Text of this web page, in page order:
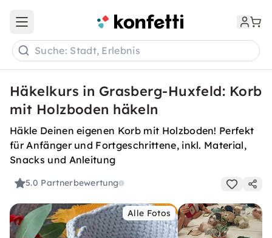
Open main menu
Suche: Stadt, Erlebnis
Häkelkurs in Grasberg-Huxfeld: Korb
mit Holzboden häkeln
Häkle Deinen eigenen Korb mit Holzboden! Perfekt
für Anfänger und Fortgeschrittene, inkl. Material,
Snacks und Anleitung
5.0 Partnerbewertung
Alle Fotos